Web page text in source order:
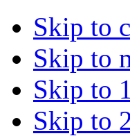
Skip to
Skip to
Skip to
Skip to